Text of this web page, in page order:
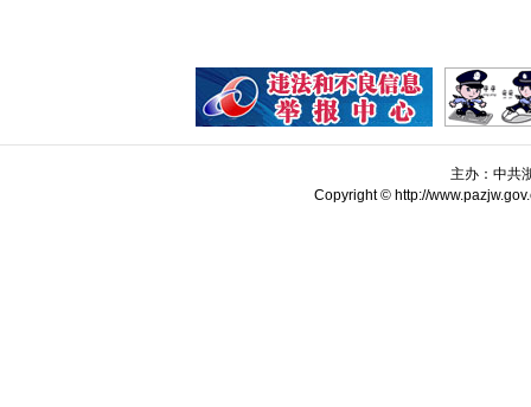
主办：中共
Copyright © http://